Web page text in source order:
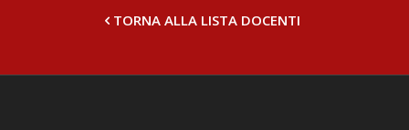
TORNA ALLA LISTA DOCENTI